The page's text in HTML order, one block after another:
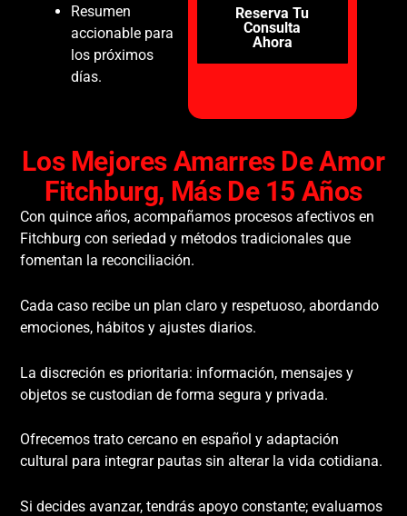
Resumen
accionable para
los próximos
días.
Reserva Tu
Consulta
Ahora
Los Mejores Amarres De Amor
Fitchburg, Más De 15 Años
Con quince años, acompañamos procesos afectivos en
Fitchburg con seriedad y métodos tradicionales que
fomentan la reconciliación.
Cada caso recibe un plan claro y respetuoso, abordando
emociones, hábitos y ajustes diarios.
La discreción es prioritaria: información, mensajes y
objetos se custodian de forma segura y privada.
Ofrecemos trato cercano en español y adaptación
cultural para integrar pautas sin alterar la vida cotidiana.
Si decides avanzar, tendrás apoyo constante; evaluamos